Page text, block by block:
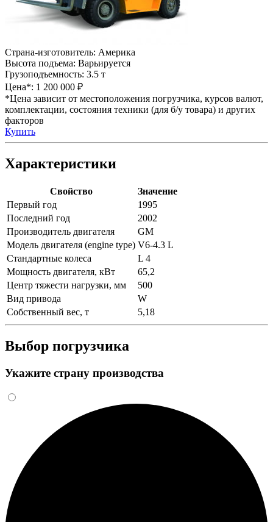
Страна-изготовитель: Америка
Высота подъема: Варьируется
Грузоподъемность: 3.5 т
Цена*: 1 200 000 ₽
*Цена зависит от местоположения погрузчика, курсов валют,
комплектации, состояния техники (для б/у товара) и других
факторов
Купить
Характеристики
Свойство
Значение
Первый год
1995
Последний год
2002
Производитель двигателя
GM
Модель двигателя (engine type) V6-4.3 L
Стандартные колеса
L 4
Мощность двигателя, кВт
65,2
Центр тяжести нагрузки, мм
500
Вид привода
W
Собственный вес, т
5,18
Выбор погрузчика
Укажите страну производства